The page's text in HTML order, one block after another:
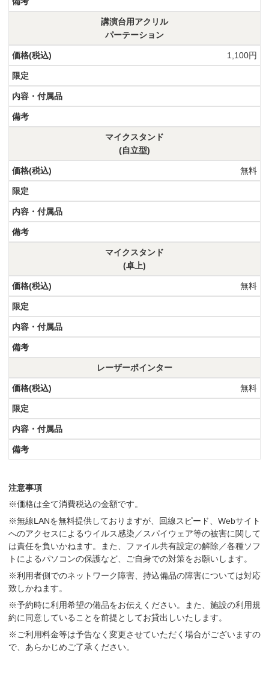
講演台用アクリル
パーテーション
1,100円
マイクスタンド
(自立型)
無料
マイクスタンド
(卓上)
無料
レーザーポインター
無料
注意事項
※価格は全て消費税込の金額です。
※無線LANを無料提供しておりますが、回線スピード、Webサイト
へのアクセスによるウイルス感染／スパイウェア等の被害に関して
は責任を負いかねます。また、ファイル共有設定の解除／各種ソフ
トによるパソコンの保護など、ご自身での対策をお願いします。
※利用者側でのネットワーク障害、持込備品の障害については対応
致しかねます。
※予約時に利用希望の備品をお伝えください。また、施設の利用規
約に同意していることを前提としてお貸出しいたします。
※ご利用料金等は予告なく変更させていただく場合がございますの
で、あらかじめご了承ください。